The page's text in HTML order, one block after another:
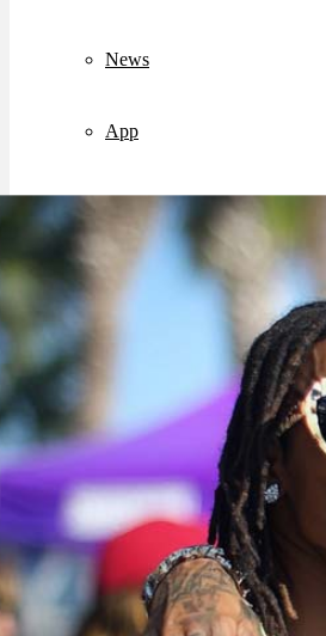
News
App
Newsletter
Rezept Service
Apotheken Service
Lieferung